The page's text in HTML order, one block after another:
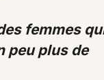
femmes
peu plus de